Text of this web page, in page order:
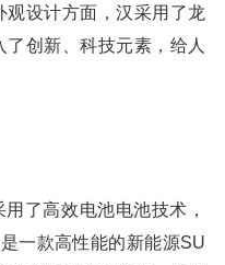
设计方面，汉采用了龙
创新、科技元素，给人
了高效电池电池技术，
一款高性能的新能源SU